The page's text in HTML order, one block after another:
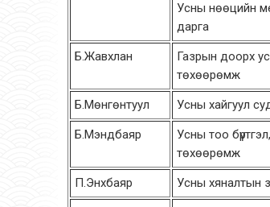
Усны нөөцийн
дарга
Б.Жавхлан
Газрын доорх
төхөөрөмж
Б.Мөнгөнтуул Усны хайгуул
Б.Мэндбаяр
Усны тоо
төхөөрөмж
П.Энхбаяр Усны хяналтын